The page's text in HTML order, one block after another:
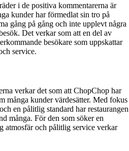
i de positiva kommentarerna är
kunder har förmedlat sin tro på
gång på gång och inte upplevt några
Det verkar som att en del av
besökare som uppskattar
service.
verkar det som att ChopChop har
många kunder värdesätter. Med fokus
en pålitlig standard har restaurangen
många. För den som söker en
atmosfär och pålitlig service verkar